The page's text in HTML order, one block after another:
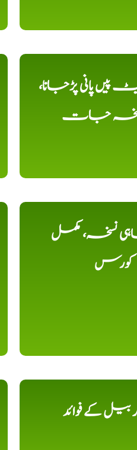
پیں پانی پڑجانا،
نسخہ جات
نسخہ، مکمل
کورس
کے فوائد